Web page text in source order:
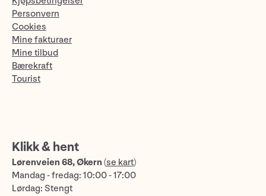
Personvern
Cookies
Mine fakturaer
Mine tilbud
Bærekraft
Tourist
Klikk & hent
Lørenveien 68, Økern (se kart)
Mandag - fredag: 10:00 - 17:00
Lørdag: Stengt